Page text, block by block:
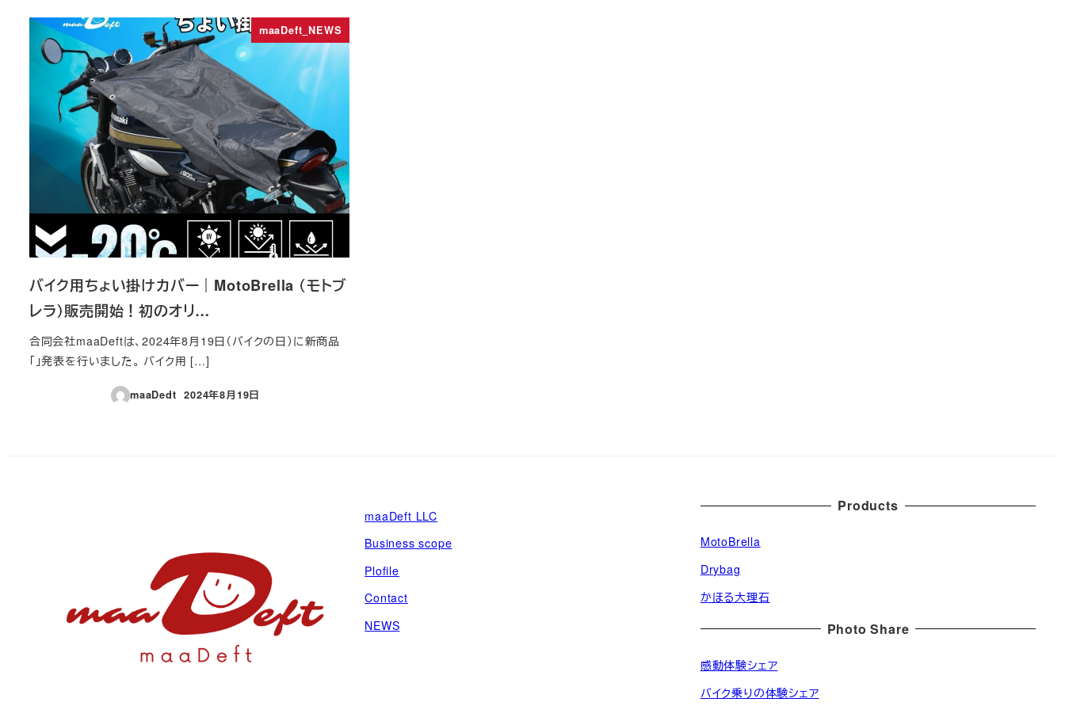
maaDeft_NEWS
バイク用ちょい掛けカバー｜MotoBrella （モトブ
レラ）販売開始！初のオリ…
合同会社maaDeftは、2024年8月19日（バイクの日）に新商品
「」発表を行いました。 バイク用 […]
maaDedt
投稿日
2024年8月19日
maaDeft LLC
Business scope
Plofile
Contact
NEWS
Products
MotoBrella
Drybag
かほる大理石
Photo Share
感動体験シェア
バイク乗りの体験シェア